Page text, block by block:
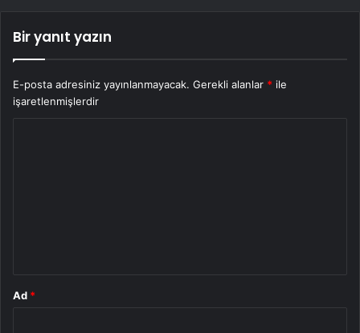
Bir yanıt yazın
E-posta adresiniz yayınlanmayacak. Gerekli alanlar * ile
işaretlenmişlerdir
Ad *